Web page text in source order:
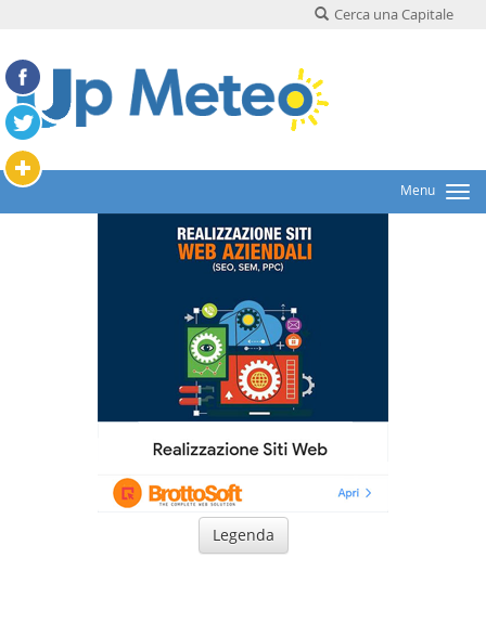
Cerca una Capitale
Menu
Legenda